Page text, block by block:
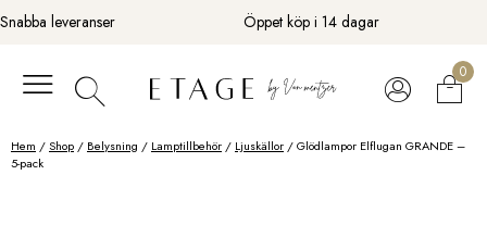
Fortsätt
till
Snabba leveranser Öppet köp i 14 dagar
0
Hem /Shop / Belysning / Lamptillbehör / Ljuskällor / Glödlampor Elflugan GRANDE –
5-pack